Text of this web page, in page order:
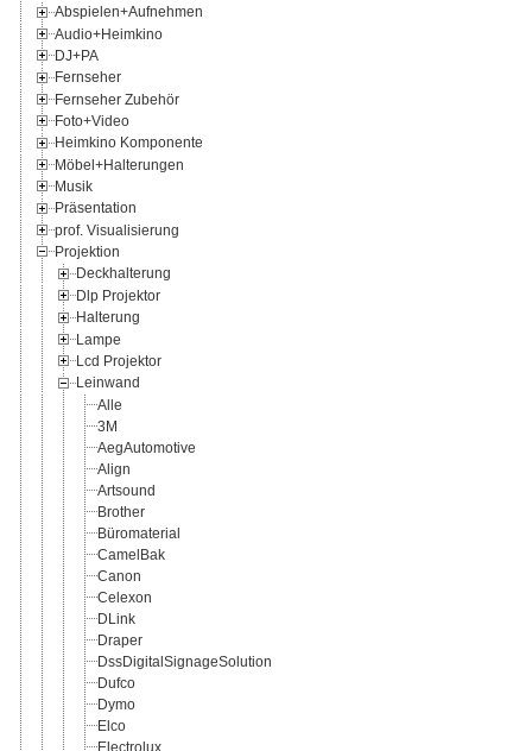
Abspielen+Aufnehmen
Audio+Heimkino
DJ+PA
Fernseher
Fernseher Zubehör
Foto+Video
Heimkino Komponente
Möbel+Halterungen
Musik
Präsentation
prof. Visualisierung
Projektion
Deckhalterung
Dlp Projektor
Halterung
Lampe
Lcd Projektor
Leinwand
Alle
3M
AegAutomotive
Align
Artsound
Brother
Büromaterial
CamelBak
Canon
Celexon
DLink
Draper
DssDigitalSignageSolution
Dufco
Dymo
Elco
Electrolux